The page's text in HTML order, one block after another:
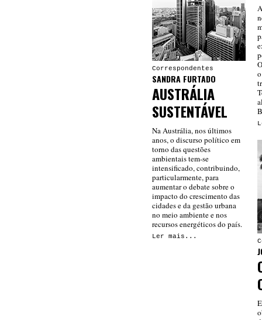
Correspondentes
SANDRA FURTADO
AUSTRÁLIA
SUSTENTÁVEL
Na Austrália, nos últimos
anos, o discurso político em
torno das questões
ambientais tem-se
intensificado, contribuindo,
particularmente, para
aumentar o debate sobre o
impacto do crescimento das
cidades e da gestão urbana
no meio ambiente e nos
recursos energéticos do país.
Ler mais...